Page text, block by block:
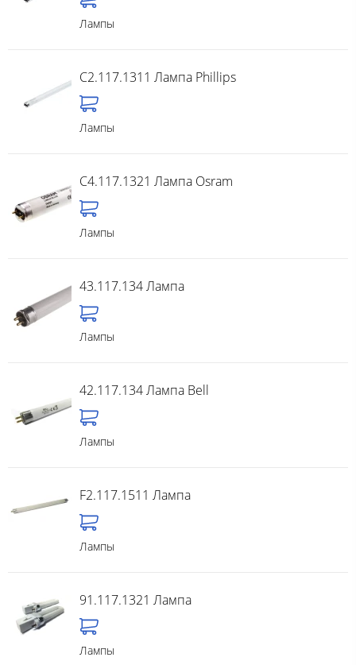
Лампы
C2.117.1311 Лампа Phillips
Лампы
C4.117.1321 Лампа Osram
Лампы
43.117.134 Лампа
Лампы
42.117.134 Лампа Bell
Лампы
F2.117.1511 Лампа
Лампы
91.117.1321 Лампа
Лампы